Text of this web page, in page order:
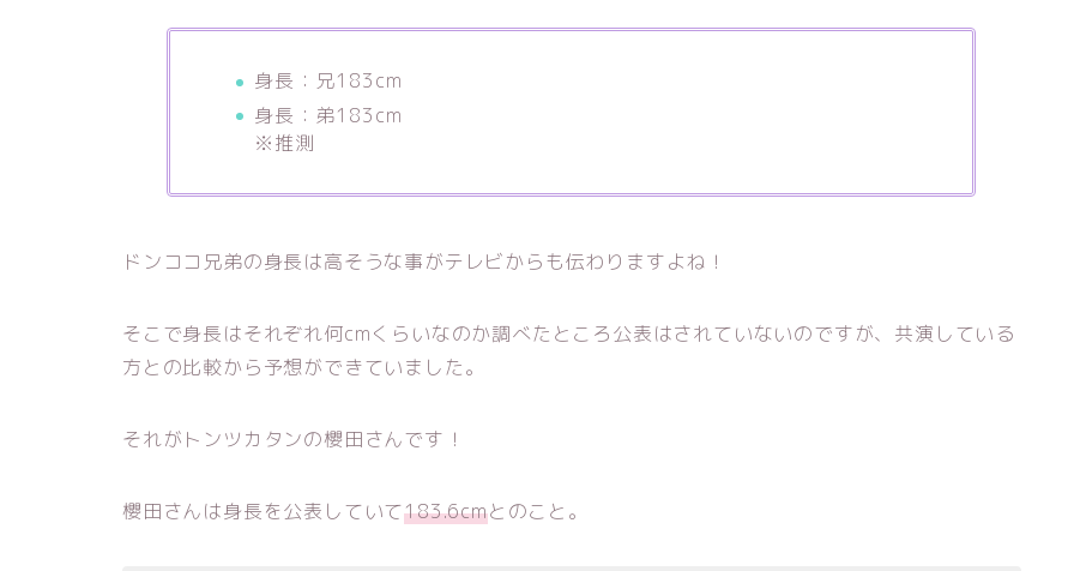
身長：兄183cm
身長：弟183cm
※推測
ドンココ兄弟の身長は高そうな事がテレビからも伝わりますよね！
そこで身長はそれぞれ何cmくらいなのか調べたところ公表はされていないのですが、共演している
方との比較から予想ができていました。
それがトンツカタンの櫻田さんです！
櫻田さんは身長を公表していて183.6cmとのこと。